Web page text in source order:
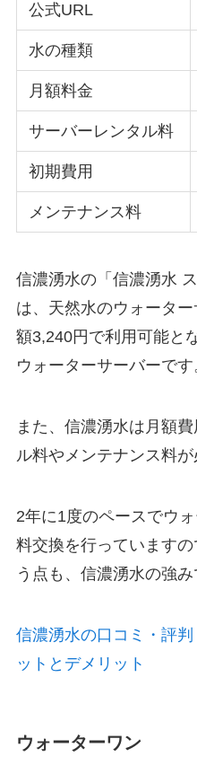
公式URL
水の種類
月額料金
サーバーレンタル料
初期費用
メンテナンス料
信濃湧水の「信濃湧水
は、天然水のウォータ
額3,240円で利用可能と
ウォーターサーバーです
また、信濃湧水は月額
ル料やメンテナンス料が
2年に1度のペースでウ
料交換を行っています
う点も、信濃湧水の強み
信濃湧水の口コミ・評
ットとデメリット
ウォーターワン